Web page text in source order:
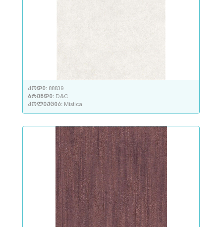
კოდი: 88839
ბრენდი: D&C
კოლექცია: Mistica